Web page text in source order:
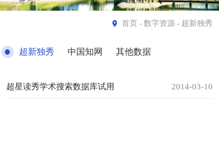
首页- 数字资源 - 超新独秀
超新独秀 中国知网 其他数据
超星读秀学术搜索数据库试用 2014-03-10